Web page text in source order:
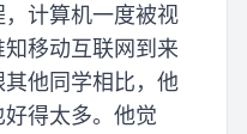
计算机一度被视
移动互联网到来
他同学相比，他
得太多。他觉